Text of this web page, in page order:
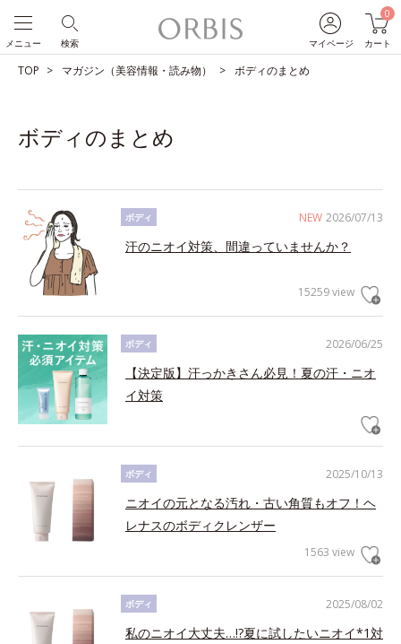
マイページ
0
カート
検索
メニュー
TOP マガジン（美容情報・読み物） ボディのまとめ
ボディのまとめ
NEW 2026/07/13
ボディ
汗のニオイ対策、間違っていませんか？
15259 view
2026/06/25
ボディ
【決定版】汗っかきさん必見！夏の汗・ニオ
イ対策
2025/10/13
ボディ
ニオイの元となる汚れ・古い角質もオフ！ヘ
レナスのボディクレンザー
1563 view
2025/08/02
ボディ
私のニオイ大丈夫…!?夏に試したいニオイ*1対